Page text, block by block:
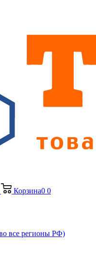
Корзина0 0
все регионы РФ)